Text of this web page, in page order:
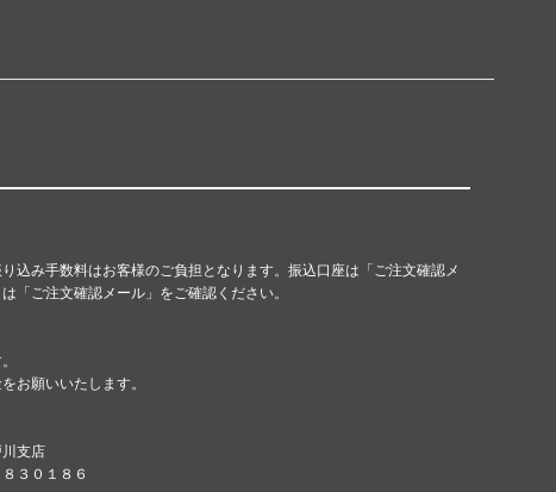
込み手数料はお客様のご負担となります。振込口座は「ご注文確認メ
「ご注文確認メール」をご確認ください。
お願いいたします。
支店
３０１８６